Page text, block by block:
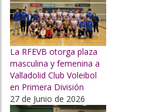
La RFEVB otorga plaza
masculina y femenina a
Valladolid Club Voleibol
en Primera División
27 de Junio de 2026